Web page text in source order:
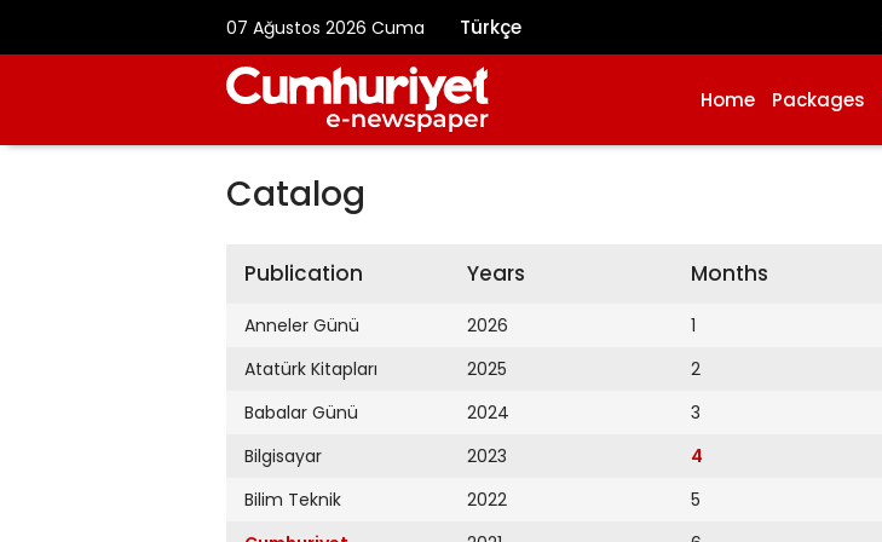
07 Ağustos 2026 Cuma Türkçe
Home Packages
Catalog
Publication
Anneler Günü
Atatürk Kitapları
Babalar Günü
Bilgisayar
Bilim Teknik
Years
2026
2025
2024
2023
2022
Months
1
2
3
4
5